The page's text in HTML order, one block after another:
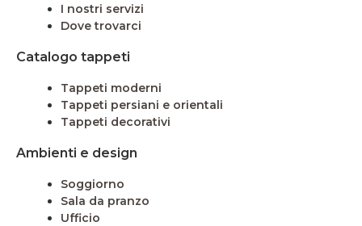
I nostri servizi
Dove trovarci
Catalogo tappeti
Tappeti moderni
Tappeti persiani e orientali
Tappeti decorativi
Ambienti e design
Soggiorno
Sala da pranzo
Ufficio